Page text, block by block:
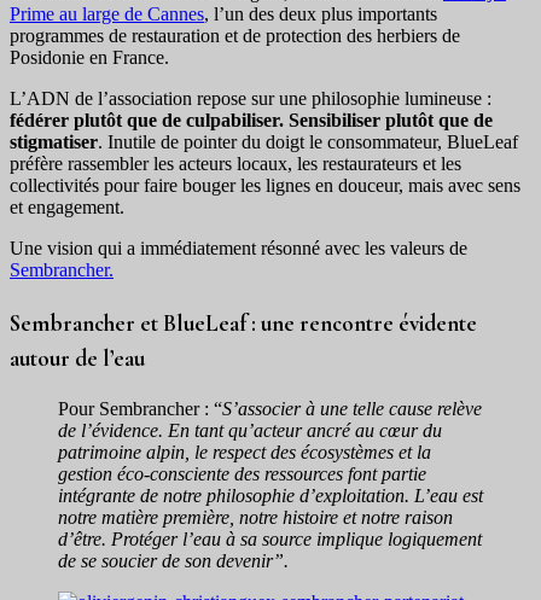
Prime au large de Cannes, l’un des deux plus importants
programmes de restauration et de protection des herbiers de
Posidonie en France.
L’ADN de l’association repose sur une philosophie lumineuse :
fédérer plutôt que de culpabiliser. Sensibiliser plutôt que de
stigmatiser. Inutile de pointer du doigt le consommateur, BlueLeaf
préfère rassembler les acteurs locaux, les restaurateurs et les
collectivités pour faire bouger les lignes en douceur, mais avec sens
et engagement.
Une vision qui a immédiatement résonné avec les valeurs de
Sembrancher.
Sembrancher et BlueLeaf : une rencontre évidente
autour de l’eau
Pour Sembrancher : “S’associer à une telle cause relève
de l’évidence. En tant qu’acteur ancré au cœur du
patrimoine alpin, le respect des écosystèmes et la
gestion éco-consciente des ressources font partie
intégrante de notre philosophie d’exploitation. L’eau est
notre matière première, notre histoire et notre raison
d’être. Protéger l’eau à sa source implique logiquement
de se soucier de son devenir”.